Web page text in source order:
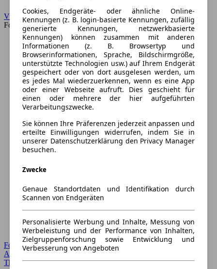
VW
Forum
Forum Startseite
Alle Auto-Foren
Themen-Forum
Cookies, Endgeräte- oder ähnliche Online-
Kennungen (z. B. login-basierte Kennungen, zufällig
generierte Kennungen, netzwerkbasierte
Kennungen) können zusammen mit anderen
Informationen (z. B. Browsertyp und
Browserinformationen, Sprache, Bildschirmgröße,
unterstützte Technologien usw.) auf Ihrem Endgerät
gespeichert oder von dort ausgelesen werden, um
es jedes Mal wiederzuerkennen, wenn es eine App
oder einer Webseite aufruft. Dies geschieht für
einen oder mehrere der hier aufgeführten
Verarbeitungszwecke.
Sie können Ihre Präferenzen jederzeit anpassen und
erteilte Einwilligungen widerrufen, indem Sie in
unserer Datenschutzerklärung den Privacy Manager
besuchen.
Zwecke
Genaue Standortdaten und Identifikation durch
Scannen von Endgeräten
Personalisierte Werbung und Inhalte, Messung von
Werbeleistung und der Performance von Inhalten,
Zielgruppenforschung sowie Entwicklung und
Verbesserung von Angeboten